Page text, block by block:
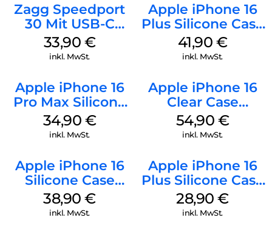
Zagg Speedport
30 Mit USB-C
Kabel Weiß
33,90 €
inkl. MwSt.
Apple iPhone 16
Plus Silicone Case
MagSafe Stone
Gray
41,90 €
inkl. MwSt.
Apple iPhone 16
Pro Max Silicone
Case MagSafe
Denim
34,90 €
inkl. MwSt.
Apple iPhone 16
Clear Case
MagSafe
Transparent
54,90 €
inkl. MwSt.
Apple iPhone 16
Silicone Case
MagSafe
Ultramarine
38,90€
inkl. MwSt.
Apple iPhone 16
Plus Silicone Case
MagSafe Black
28,90€
inkl. MwSt.